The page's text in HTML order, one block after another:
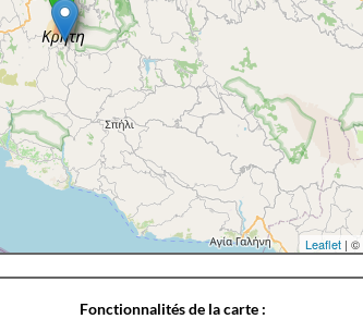
Leaflet| ©
Fonctionnalités de la carte :